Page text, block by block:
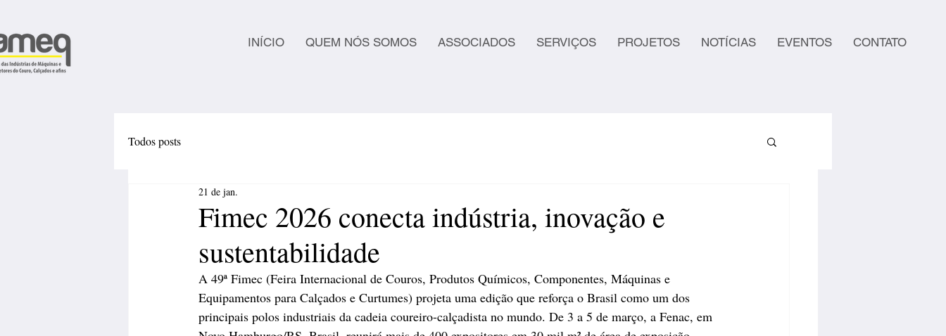
INÍCIO QUEM NÓS SOMOS ASSOCIADOS SERVIÇOS PROJETOS NOTÍCIAS EVENTOS CONTATO
Todos posts
Fimec 2026 conecta indústria, inovação e
sustentabilidade
21 de jan.
A 49ª Fimec (Feira Internacional de Couros, Produtos Químicos, Componentes, Máquinas e
Equipamentos para Calçados e Curtumes) projeta uma edição que reforça o Brasil como um dos
principais polos industriais da cadeia coureiro-calçadista no mundo. De 3 a 5 de março, a Fenac, em